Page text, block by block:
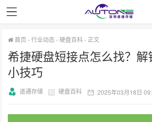
首页 -行业动态-硬盘百科- 正文
希捷硬盘短接点怎么找？解
小技巧
道通存储 硬盘百科 2025年03月18日